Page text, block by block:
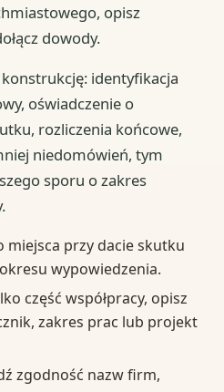
opisz
dowody.
identyfikacja
oświadczenie o
rozliczenia końcowe,
niedomówień, tym
sporu o zakres
miejsca przy dacie skutku
wypowiedzenia.
część współpracy, opisz
zakres prac lub projekt
zgodność nazw firm,